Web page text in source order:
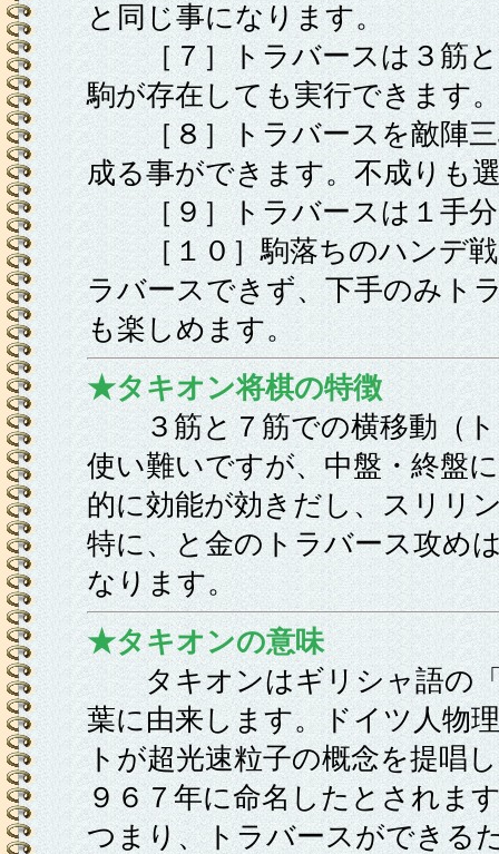
と同じ事になります。
［７］トラバースは３筋と
駒が存在しても実行できます
［８］トラバースを敵陣三
成る事ができます。不成りも
［９］トラバースは１手分
［１０］駒落ちのハンデ戦
ラバースできず、下手のみト
も楽しめます。
★タキオン将棋の特徴
３筋と７筋での横移動（ト
使い難いですが、中盤・終盤
的に効能が効きだし、スリリ
特に、と金のトラバース攻め
なります。
★タキオンの意味
タキオンはギリシャ語の「
葉に由来します。ドイツ人物
トが超光速粒子の概念を提唱
９６７年に命名したとされま
つまり、トラバースができる